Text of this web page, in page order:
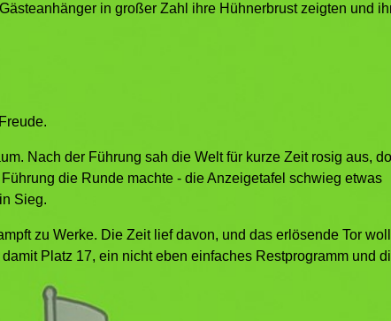
in großer Zahl ihre Hühnerbrust zeigten und
Nach der Führung sah die Welt für kurze Zeit rosig aus,
die Runde machte - die Anzeigetafel schwieg etwas
Sieg.
zu Werke. Die Zeit lief davon, und das erlösende Tor
Platz 17, ein nicht eben einfaches Restprogramm und